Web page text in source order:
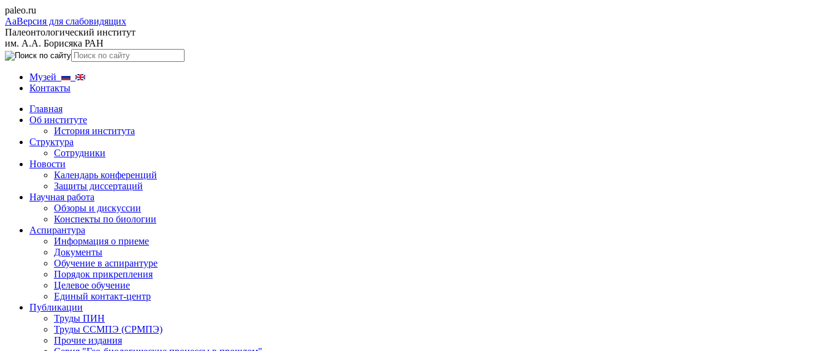
paleo.ru
AaВерсия для слабовидящих
Палеонтологический институт
им. А.А. Борисяка РАН
Музей
Контакты
Главная
Об институте
История института
Структура
Сотрудники
Новости
Календарь конференций
Защиты диссертаций
Научная работа
Обзоры и дискуссии
Конспекты по биологии
Аспирантура
Информация о приеме
Документы
Обучение в аспирантуре
Порядок прикрепления
Целевое обучение
Единый контакт-центр
Публикации
Труды ПИН
Труды ССМПЭ (СРМПЭ)
Прочие издания